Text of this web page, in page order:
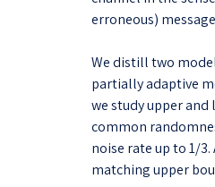
erroneous)
We distill two
partially adaptive
we study upper
common
noise rate up to 1/
matching upper